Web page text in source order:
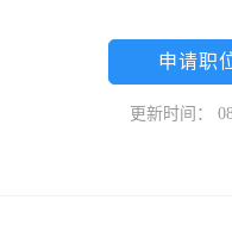
申请职
更新时间：